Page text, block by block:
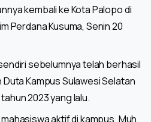
kembali ke Kota Palopo di
Perdana Kusuma, Senin 20
sebelumnya telah berhasil
Kampus Sulawesi Selatan
2023 yang lalu.
aktif di kampus, Muh